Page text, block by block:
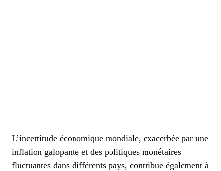
L’incertitude économique mondiale, exacerbée par une
inflation galopante et des politiques monétaires
fluctuantes dans différents pays, contribue également à